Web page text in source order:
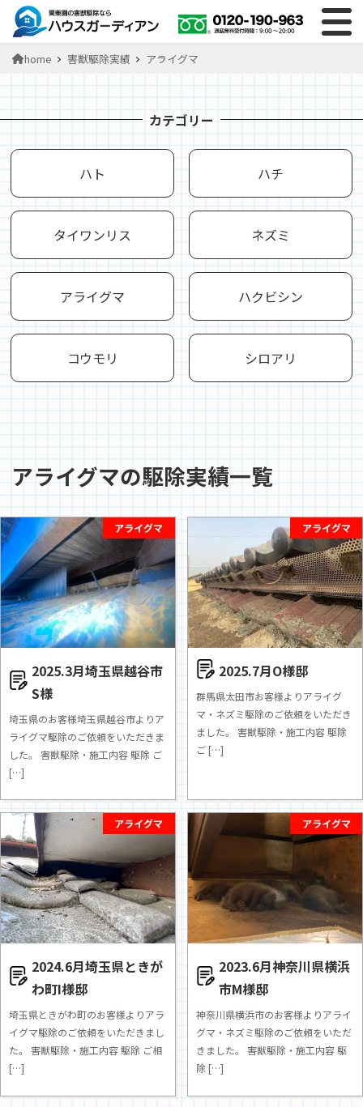
home 害獣駆除実績 アライグマ
カテゴリー
ハト ハチ
タイワンリス ネズミ
アライグマ ハクビシン
コウモリ シロアリ
アライグマの駆除実績一覧
アライグマ
2025.3月埼玉県越谷市
S様
埼玉県のお客様埼玉県越谷市よりア
ライグマ駆除のご依頼をいただきま
した。 害獣駆除・施工内容 駆除 ご
[…]
アライグマ
2025.7月O様邸
群馬県太田市お客様よりアライグ
マ・ネズミ駆除のご依頼をいただき
ました。 害獣駆除・施工内容 駆除
ご […]
アライグマ
2024.6月埼玉県ときが
わ町I様邸
埼玉県ときがわ町のお客様よりアラ
イグマ駆除のご依頼をいただきまし
た。 害獣駆除・施工内容 駆除 ご相
[…]
アライグマ
2023.6月神奈川県横浜
市M様邸
神奈川県横浜市のお客様よりアライ
グマ・ネズミ駆除のご依頼をいただ
きました。 害獣駆除・施工内容 駆
除 […]